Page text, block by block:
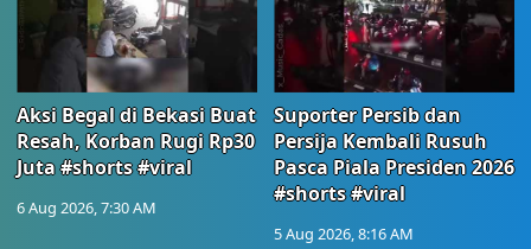
Aksi Begal di Bekasi Buat
Resah, Korban Rugi Rp30
Juta #shorts #viral
6 Aug 2026, 7:30 AM
Suporter Persib dan
Persija Kembali Rusuh
Pasca Piala Presiden 2026
#shorts #viral
5 Aug 2026, 8:16 AM